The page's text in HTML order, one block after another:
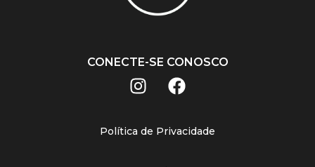
CONECTE-SE CONOSCO
Política de Privacidade